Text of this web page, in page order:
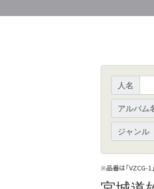
人名
アルバム
ジャンル
※品番は「VZCG-1